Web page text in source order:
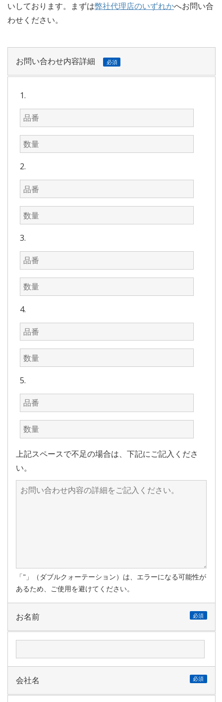
いしております。まずは弊社代理店のいずれかへお問い合
わせください。
お問い合わせ内容詳細 必須
1.
2.
3.
4.
5.
上記スペースで不足の場合は、下記にご記入くださ
い。
「"」（ダブルクォーテーション）は、エラーになる可能性が
あるため、ご使用を避けてください。
お名前 必須
会社名 必須